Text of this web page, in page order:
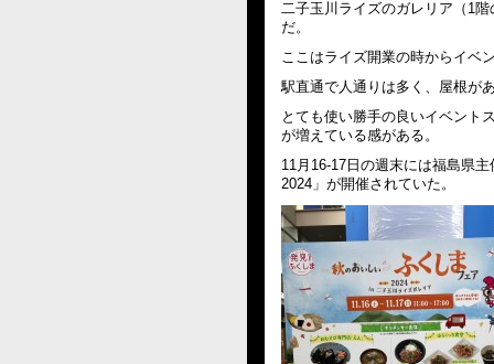
二子玉川ライズのガレリア（1
だ。
ここはライズ開業の時からイベ
駅直通で人通りは多く、屋根が
とても使い勝手の良いイベント
が増えている感がある。
11月16-17日の週末には福島県
2024」が開催されていた。